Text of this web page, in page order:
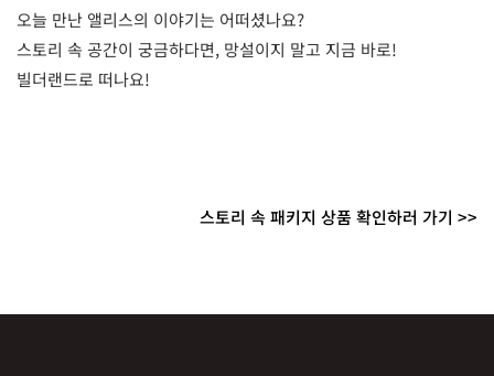
오늘 만난 앨리스의 이야기는 어떠셨나요?
스토리 속 공간이 궁금하다면, 망설이지 말고 지금 바로!
빌더랜드로 떠나요!
스토리 속 패키지 상품 확인하러 가기 >>